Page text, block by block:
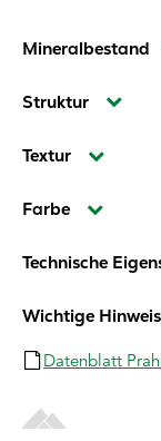
Mineralbestand
Struktur
Textur
Farbe
Technische
Wichtige
Datenblatt